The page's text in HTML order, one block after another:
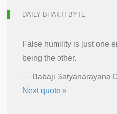
DAILY BHAKTI BYTE
False humility is just one
being the other.
— Babaji Satyanarayana
Next quote »